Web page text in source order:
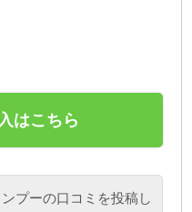
はこちら
プーの口コミを投稿し